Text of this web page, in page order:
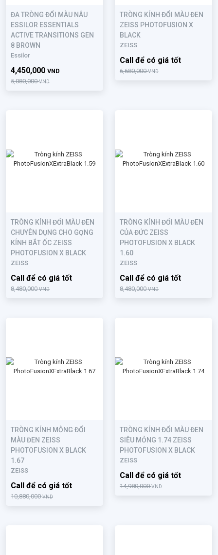
ĐA TRÒNG ĐỔI MÀU NÂU
ESSILOR ESSENTIALS
ACTIVE TRANSITIONS GEN
8 BROWN
Essilor
5,080,000VND
4,450,000 VND
TRÒNG KÍNH ĐỔI MÀU ĐEN
ZEISS PHOTOFUSION X
BLACK
ZEISS
6,680,000VND
Call để có giá tốt
TRÒNG KÍNH ĐỔI MÀU ĐEN
CHUYÊN DỤNG CHO GỌNG
KÍNH BẮT ỐC ZEISS
PHOTOFUSION X BLACK
ZEISS
8,480,000VND
Call để có giá tốt
TRÒNG KÍNH ĐỔI MÀU ĐEN
CỦA ĐỨC ZEISS
PHOTOFUSION X BLACK
1.60
ZEISS
8,480,000VND
Call để có giá tốt
TRÒNG KÍNH MỎNG ĐỔI
MÀU ĐEN ZEISS
PHOTOFUSION X BLACK
1.67
ZEISS
10,880,000VND
Call để có giá tốt
TRÒNG KÍNH ĐỔI MÀU ĐEN
SIÊU MỎNG 1.74 ZEISS
PHOTOFUSION X BLACK
ZEISS
14,980,000VND
Call để có giá tốt